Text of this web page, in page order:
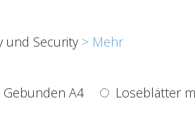
und Security > Mehr
Gebunden A4 Loseblätter